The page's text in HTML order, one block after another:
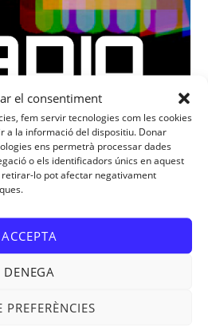
el consentiment
fem servir tecnologies com les cookies
a la informació del dispositiu. Donar
ens permetrà processar dades
o els identificadors únics en aquest
lo pot afectar negativament
ACCEPTA
DENEGA
PREFERÈNCIES